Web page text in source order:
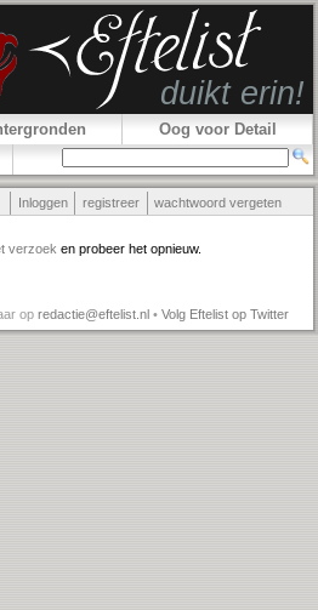
Oog voor Detail
Inloggen registreer wachtwoord vergeten
verzoek en probeer het opnieuw.
op redactie@eftelist.nl • Volg Eftelist op Twitter